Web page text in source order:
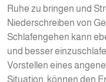
Ruhe zu bringen und
Niederschreiben von
Schlafengehen kann
und besser
Vorstellen eines
Situation, können den